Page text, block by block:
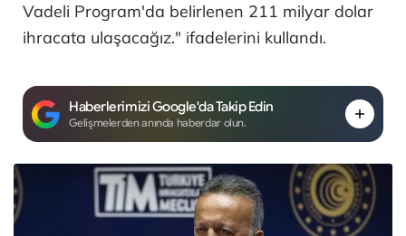
Vadeli Program'da belirlenen 211 milyar dolar
ihracata ulaşacağız." ifadelerini kullandı.
Haberlerimizi Google'da Takip Edin
Gelişmelerden anında haberdar olun.